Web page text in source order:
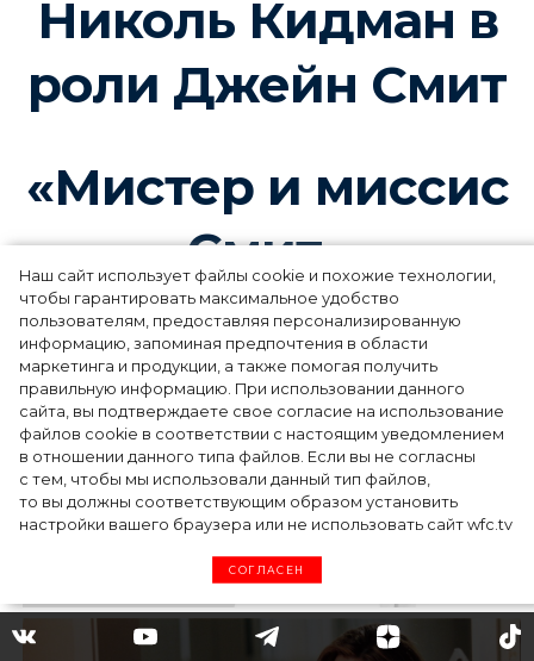
Наш сайт использует файлы cookie и похожие технологии,
чтобы гарантировать максимальное удобство
пользователям, предоставляя персонализированную
информацию, запоминая предпочтения в области
маркетинга и продукции, а также помогая получить
правильную информацию. При использовании данного
сайта, вы подтверждаете свое согласие на использование
файлов cookie в соответствии с настоящим уведомлением
в отношении данного типа файлов. Если вы не согласны
с тем, чтобы мы использовали данный тип файлов,
то вы должны соответствующим образом установить
настройки вашего браузера или не использовать сайт wfc.tv
СОГЛАСЕН
Николь Кидман в
роли Джейн Смит
«Мистер и миссис
Смит»